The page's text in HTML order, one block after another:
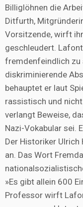
Billiglöhnen die
Ditfurth,
Vorsitzende, wirft
geschleudert.
fremdenfeindlich zu
diskriminierende
behauptet er laut
rassistisch und
verlangt Beweise,
Nazi-Vokabular sei.
Der Historiker
an. Das Wort
»Es gibt allein 600
Professor wirft